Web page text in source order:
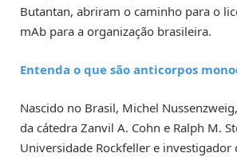
Butantan, abriram o caminho para o
mAb para a organização brasileira.
Entenda o que são anticorpos
Nascido no Brasil, Michel
da cátedra Zanvil A. Cohn e Ralph M.
Universidade Rockfeller e investigador